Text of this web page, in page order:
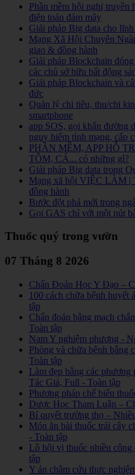
Phần mềm hội nghị truyền
điện toán đám mây
Giải pháp Big data cho
Mạng Xã Hội Chuyên
giao & đồng hành
Giải pháp Blockchain
các chủ sở hữu bất động
Giải pháp Blockchain và
đức
Quản lý chi tiêu, thu/chi
smartphone
app SOS, gọi khẩn đường
nguy hiểm tính mạng, cấp
PHẦN MỀM, APP HỖ
TÔM, CÁ... có những gì?
Giải pháp Big data trong
Mạng xã hội VIỆC LÀM |
đồng hành
Bước đột phá mới trong
Gọi GAS chỉ với một nút
Thuốc quý trong vườn
07 Tháng 8 2026
Chẩn Đoán Học Y Đạo –
100 cách chữa bệnh huyết
tập
Chẩn đoán bằng mạch
Toàn tập
Nam Y nghiệm phương -
Phòng và chữa bệnh bằng
Toàn tập
Làm đẹp bằng các
Tác Giả, Full - Toàn tập
Phương pháp chế biến
Dược Học Tham Luận –
Bí quyết trường thọ –
Món ăn bài thuốc trái cây
- Toàn tập
Lô hội vị thuốc nhiều
tập
Y án châm cứu thực